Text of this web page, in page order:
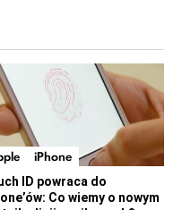
iPhone
ID powraca do
Co wiemy o nowym